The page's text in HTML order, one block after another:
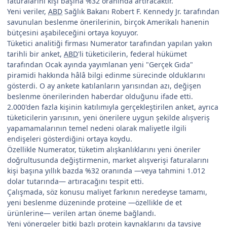
Yeni veriler, ABD Sağlık Bakanı Robert F. Kennedy Jr. tarafından
savunulan beslenme önerilerinin, birçok Amerikalı hanenin
bütçesini aşabileceğini ortaya koyuyor.
Tüketici analitiği firması Numerator tarafından yapılan yakın
tarihli bir anket, ABD'li tüketicilerin, federal hükümet
tarafından Ocak ayında yayımlanan yeni "Gerçek Gıda"
piramidi hakkında hâlâ bilgi edinme sürecinde olduklarını
gösterdi. O ay ankete katılanların yarısından azı, değişen
beslenme önerilerinden haberdar olduğunu ifade etti.
2.000'den fazla kişinin katılımıyla gerçekleştirilen anket, ayrıca
tüketicilerin yarısının, yeni önerilere uygun şekilde alışveriş
yapamamalarının temel nedeni olarak maliyetle ilgili
endişeleri gösterdiğini ortaya koydu.
Özellikle Numerator, tüketim alışkanlıklarını yeni öneriler
doğrultusunda değiştirmenin, market alışverişi faturalarını
kişi başına yıllık bazda %32 oranında —veya tahmini 1.012
dolar tutarında— artıracağını tespit etti.
Çalışmada, söz konusu maliyet farkının neredeyse tamamı,
yeni beslenme düzeninde proteine —özellikle de et
ürünlerine— verilen artan öneme bağlandı.
Yeni yönergeler bitki bazlı protein kaynaklarını da tavsiye